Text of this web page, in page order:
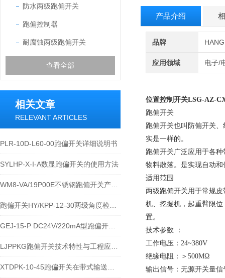
防水两级跑偏开关
跑偏控制器
耐腐蚀两级跑偏开关
查看全部
相关文章
RELEVANT ARTICLES
PLR-10D-L60-00跑偏开关详细说明书
SYLHP-X-I-A数显跑偏开关的使用方法
产品介绍
品牌
应用领域 电子/
位置控制开关LSG-AZ-
跑偏开关
跑偏开关也叫防偏开关
实是一样的。
跑偏开关广泛应用于各
物料散落。是实现自动
适用范围
两级跑偏开关用于常规
机、挖掘机，起重臂限
置。
技术参数 ：
工作电压：24~380V
绝缘电阻：＞500MΩ
输出信号：无源开关量信